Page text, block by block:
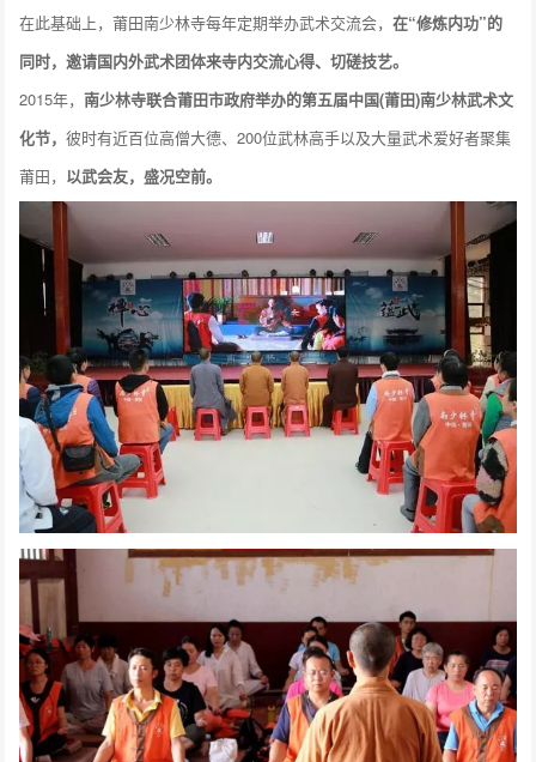
在此基础上，莆田南少林寺每年定期举办武术交流会，在“修炼内功”的
同时，邀请国内外武术团体来寺内交流心得、切磋技艺。
2015年，南少林寺联合莆田市政府举办的第五届中国(莆田)南少林武术文
化节，彼时有近百位高僧大德、200位武林高手以及大量武术爱好者聚集
莆田， 以武会友，盛况空前。